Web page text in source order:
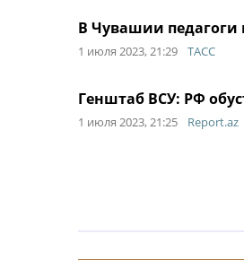
В Чувашии педагоги
1 июля 2023, 21:29 ТАСС
Генштаб ВСУ: РФ
1 июля 2023, 21:25 Report.az